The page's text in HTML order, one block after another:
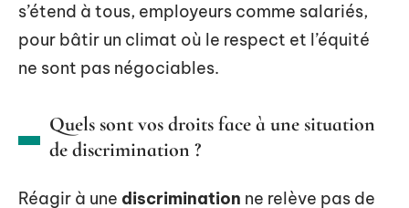
s’étend à tous, employeurs comme salariés,
pour bâtir un climat où le respect et l’équité
ne sont pas négociables.
Quels sont vos droits face à une situation
de discrimination ?
Réagir à une discrimination ne relève pas de